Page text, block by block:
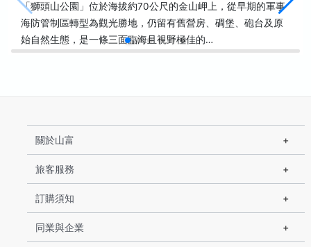
「獅頭山公園」位於海拔約70公尺的金山岬上，從早期的軍事
海防管制區轉型為觀光勝地，仍留有舊營房、碉堡、砲台及原
始自然生態，是一條三面臨海且視野極佳的…
關於山富
旅客服務
訂購須知
同業與企業